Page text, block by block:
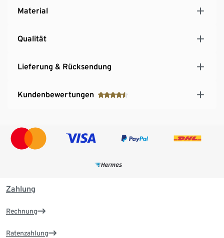
Material
Qualität
Lieferung & Rücksendung
Kundenbewertungen
Zahlung
Rechnung
Ratenzahlung